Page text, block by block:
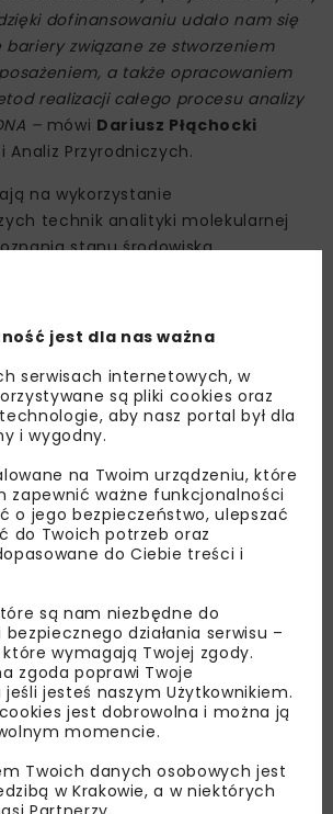
dofinansowaniu udało nam się
związane ze stworzeniem
a także opracowaniem
realizacji całego procesu analizy
– mówi Dariusz Płąchocki
Analiz Przyrodniczych.
na wykorzystanie
technik analityki molekularnej
stanu środowiska
koncentruje się
i ich bezpośrednim
DNA umożliwiają szybsze
o tym, jakie gatunki występują
lokalizacji, co znacząco przyspiesza
inwestycji, a ułatwia potem
Dariusz Płąchocki.
obszarze NMF „Welfare
poprawiające jakość życia”
do firm, które wprowadzają
technologiach poprawiających jakość
grup społeczeństwa.
11 projektów na kwotę prawie 9,2
konkursowy dla kobiet, gdzie
mogły rozwijać pomysły
do fazy gotowego produktu w tych
jest dla nas ważna
serwisach internetowych, w
są pliki cookies oraz
aby nasz portal był dla
i wygodny.
na Twoim urządzeniu, które
zapewnić ważne funkcjonalności
o jego bezpieczeństwo, ulepszać
do Twoich potrzeb oraz
do Ciebie treści i
są nam niezbędne do
bezpiecznego działania serwisu –
wymagają Twojej zgody.
zgoda poprawi Twoje
jesteś naszym Użytkownikiem.
jest dobrowolna i można ją
momencie.
Twoich danych osobowych jest
w Krakowie, a w niektórych